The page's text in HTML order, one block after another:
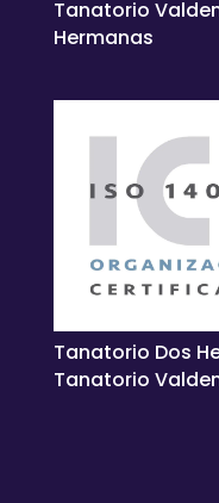
Tanatorio
Hermanas
Tanatorio Dos
Tanatorio